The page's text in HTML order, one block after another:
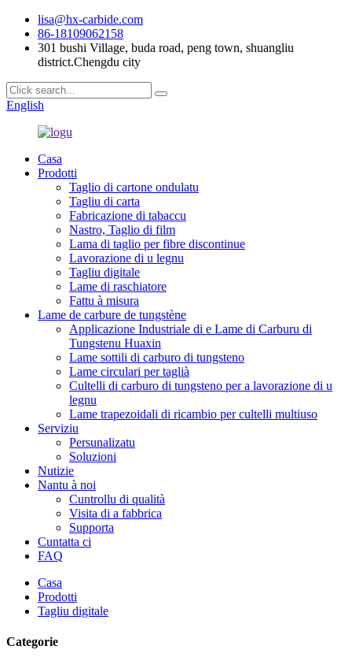
lisa@hx-carbide.com
86-18109062158
301 bushi Village, buda road, peng town, shuangliu
district.Chengdu city
English
Casa
Prodotti
Taglio di cartone ondulatu
Tagliu di carta
Fabricazione di tabaccu
Nastro, Taglio di film
Lama di taglio per fibre discontinue
Lavorazione di u legnu
Tagliu digitale
Lame di raschiatore
Fattu à misura
Lame de carbure de tungstène
Applicazione Industriale di e Lame di Carburu di
Tungstenu Huaxin
Lame sottili di carburo di tungsteno
Lame circulari per taglià
Cultelli di carburo di tungsteno per a lavorazione di u
legnu
Lame trapezoidali di ricambio per cultelli multiuso
Serviziu
Persunalizatu
Soluzioni
Nutizie
Nantu à noi
Cuntrollu di qualità
Visita di a fabbrica
Supporta
Cuntatta ci
FAQ
Casa
Prodotti
Tagliu digitale
Categorie